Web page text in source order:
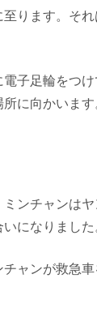
ります。そ
子足輪をつ
に向かいます
ンチャンは
になりました
ャンが救急